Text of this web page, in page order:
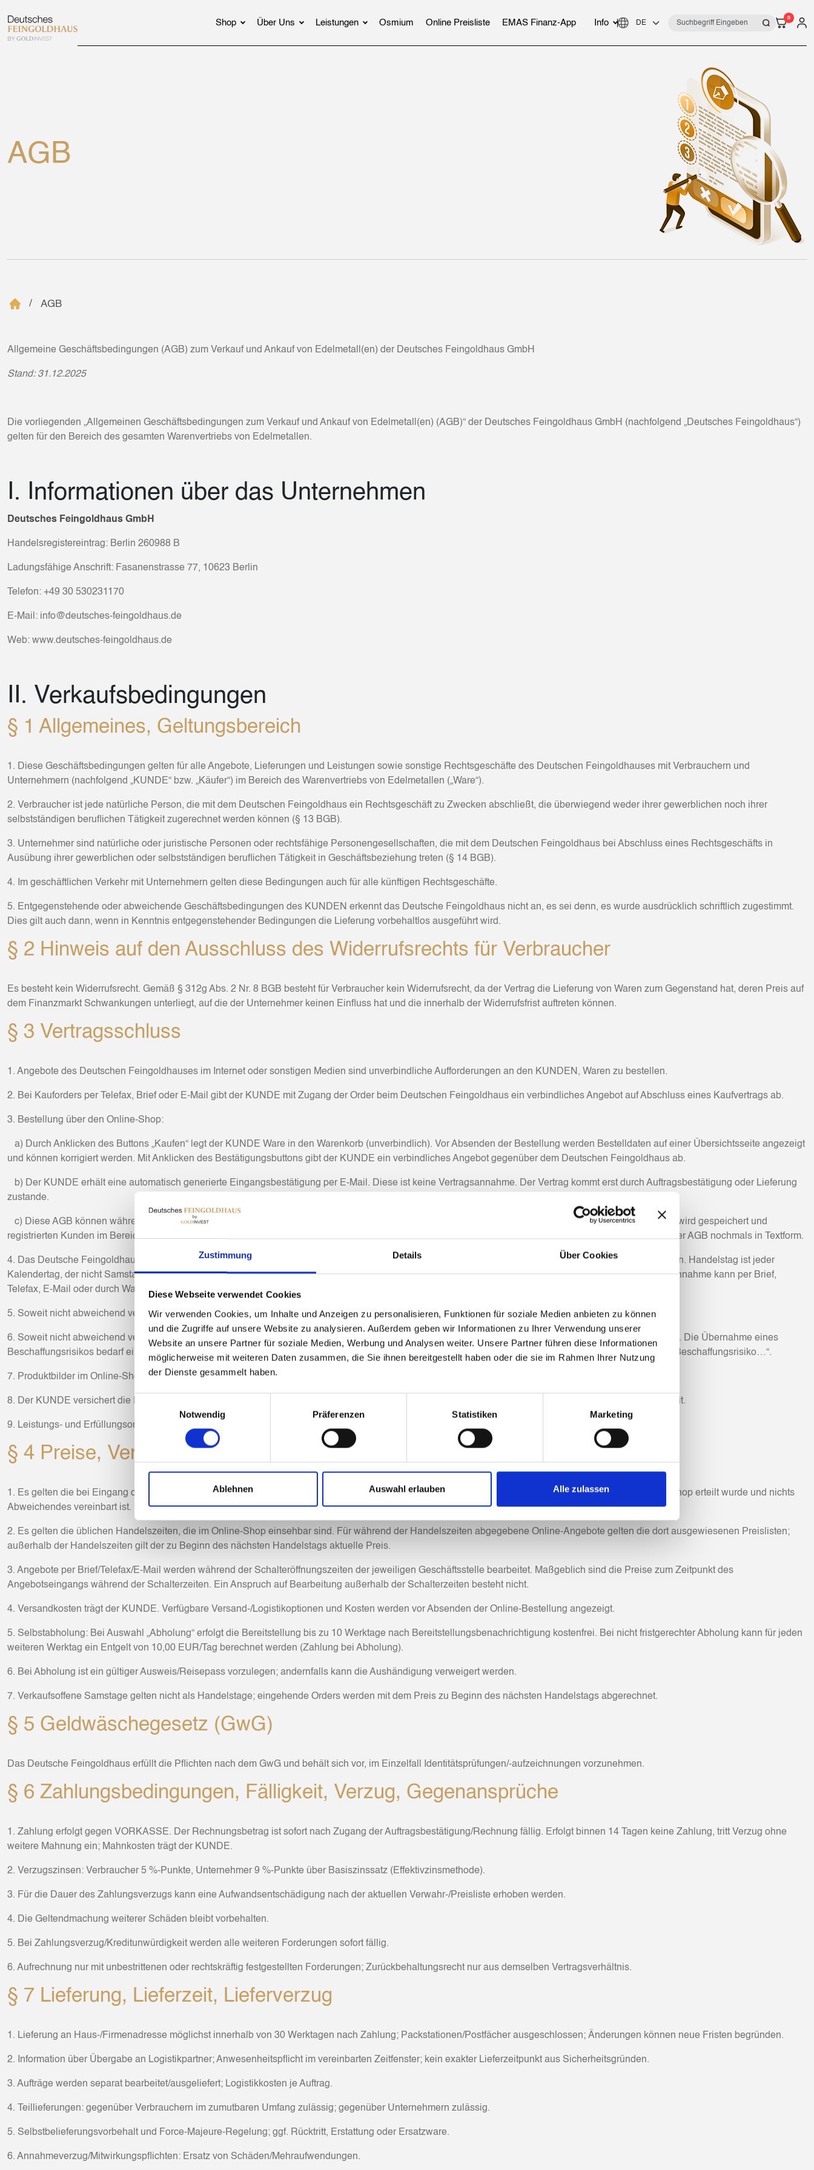
Zustimmung Details Über Cookies
Diese Webseite verwendet Cookies
Wir verwenden Cookies, um Inhalte und Anzeigen zu personalisieren, Funktionen für soziale Medien anbieten zu können
und die Zugriffe auf unsere Website zu analysieren. Außerdem geben wir Informationen zu Ihrer Verwendung unserer
Website an unsere Partner für soziale Medien, Werbung und Analysen weiter. Unsere Partner führen diese Informationen
möglicherweise mit weiteren Daten zusammen, die Sie ihnen bereitgestellt haben oder die sie im Rahmen Ihrer Nutzung
der Dienste gesammelt haben.
Notwendig
Präferenzen Statistiken Marketing
Ablehnen Auswahl erlauben Alle zulassen
Shop Über Uns Leistungen Osmium Online Preisliste EMAS Finanz-App Info
0
AGB
AGB
Allgemeine Geschäftsbedingungen (AGB) zum Verkauf und Ankauf von Edelmetall(en) der Deutsches Feingoldhaus GmbH
Stand: 31.12.2025
Die vorliegenden „Allgemeinen Geschäftsbedingungen zum Verkauf und Ankauf von Edelmetall(en) (AGB)“ der Deutsches Feingoldhaus GmbH (nachfolgend „Deutsches Feingoldhaus“)
gelten für den Bereich des gesamten Warenvertriebs von Edelmetallen.
I. Informationen über das Unternehmen
Deutsches Feingoldhaus GmbH
Handelsregistereintrag: Berlin 260988 B
Ladungsfähige Anschrift: Fasanenstrasse 77, 10623 Berlin
Telefon: +49 30 530231170
E-Mail: info@deutsches-feingoldhaus.de
Web: www.deutsches-feingoldhaus.de
II. Verkaufsbedingungen
§ 1 Allgemeines, Geltungsbereich
1. Diese Geschäftsbedingungen gelten für alle Angebote, Lieferungen und Leistungen sowie sonstige Rechtsgeschäfte des Deutschen Feingoldhauses mit Verbrauchern und
Unternehmern (nachfolgend „KUNDE“ bzw. „Käufer“) im Bereich des Warenvertriebs von Edelmetallen („Ware“).
2. Verbraucher ist jede natürliche Person, die mit dem Deutschen Feingoldhaus ein Rechtsgeschäft zu Zwecken abschließt, die überwiegend weder ihrer gewerblichen noch ihrer
selbstständigen beruflichen Tätigkeit zugerechnet werden können (§ 13 BGB).
3. Unternehmer sind natürliche oder juristische Personen oder rechtsfähige Personengesellschaften, die mit dem Deutschen Feingoldhaus bei Abschluss eines Rechtsgeschäfts in
Ausübung ihrer gewerblichen oder selbstständigen beruflichen Tätigkeit in Geschäftsbeziehung treten (§ 14 BGB).
4. Im geschäftlichen Verkehr mit Unternehmern gelten diese Bedingungen auch für alle künftigen Rechtsgeschäfte.
5. Entgegenstehende oder abweichende Geschäftsbedingungen des KUNDEN erkennt das Deutsche Feingoldhaus nicht an, es sei denn, es wurde ausdrücklich schriftlich zugestimmt.
Dies gilt auch dann, wenn in Kenntnis entgegenstehender Bedingungen die Lieferung vorbehaltlos ausgeführt wird.
§ 2 Hinweis auf den Ausschluss des Widerrufsrechts für Verbraucher
Es besteht kein Widerrufsrecht. Gemäß § 312g Abs. 2 Nr. 8 BGB besteht für Verbraucher kein Widerrufsrecht, da der Vertrag die Lieferung von Waren zum Gegenstand hat, deren Preis auf
dem Finanzmarkt Schwankungen unterliegt, auf die der Unternehmer keinen Einfluss hat und die innerhalb der Widerrufsfrist auftreten können.
§ 3 Vertragsschluss
1. Angebote des Deutschen Feingoldhauses im Internet oder sonstigen Medien sind unverbindliche Aufforderungen an den KUNDEN, Waren zu bestellen.
2. Bei Kauforders per Telefax, Brief oder E-Mail gibt der KUNDE mit Zugang der Order beim Deutschen Feingoldhaus ein verbindliches Angebot auf Abschluss eines Kaufvertrags ab.
3. Bestellung über den Online-Shop:
a) Durch Anklicken des Buttons „Kaufen“ legt der KUNDE Ware in den Warenkorb (unverbindlich). Vor Absenden der Bestellung werden Bestelldaten auf einer Übersichtsseite angezeigt
und können korrigiert werden. Mit Anklicken des Bestätigungsbuttons gibt der KUNDE ein verbindliches Angebot gegenüber dem Deutschen Feingoldhaus ab.
b) Der KUNDE erhält eine automatisch generierte Eingangsbestätigung per E-Mail. Diese ist keine Vertragsannahme. Der Vertrag kommt erst durch Auftragsbestätigung oder Lieferung
zustande.
c) Diese AGB können während der Geschäftszeiten vor Ort eingesehen oder über den Online-Shop heruntergeladen/ausgedruckt werden. Der Vertragstext wird gespeichert und
registrierten Kunden im Bereich „Mein Kundenkonto“ zugänglich gemacht. Spätestens mit Lieferung erhält der KUNDE den Vertragsinhalt einschließlich dieser AGB nochmals in Textform.
4. Das Deutsche Feingoldhaus ist berechtigt, das Angebot des KUNDEN innerhalb von 3 Handelstagen nach Zugang durch Auftragsbestätigung anzunehmen. Handelstag ist jeder
Kalendertag, der nicht Samstag, Sonntag oder am Sitz der Gesellschaft ein gesetzlicher Feiertag ist, an dem eine Preisstellung in Edelmetallen erfolgt. Die Annahme kann per Brief,
Telefax, E-Mail oder durch Warenlieferung erfolgen. Erfolgt keine Annahme innerhalb der Frist, gilt das Angebot als abgelehnt.
5. Soweit nicht abweichend vereinbart, erfolgt die Lieferung gegen VORKASSE.
6. Soweit nicht abweichend vereinbart, sind die Waren der Gattung nach geschuldet; das Deutsche Feingoldhaus leistet aus eigenem Vorrat („Vorratsschuld“). Die Übernahme eines
Beschaffungsrisikos bedarf einer gesonderten schriftlichen Vereinbarung mit der ausdrücklichen Formulierung „Das Deutsche Feingoldhaus übernimmt das Beschaffungsrisiko…“.
7. Produktbilder im Online-Shop sind Beispieldarstellungen; Anspruch besteht auf artgleiche bzw. gleichwertige Ware.
8. Der KUNDE versichert die Richtigkeit seiner Angaben (z. B. Name, Adresse, Geburtsdatum, E-Mail, Bankverbindung) und teilt Änderungen unverzüglich mit.
9. Leistungs- und Erfüllungsort ist der Sitz des Deutschen Feingoldhauses.
§ 4 Preise, Versandkosten, Handelszeiten
1. Es gelten die bei Eingang des Angebots gültigen Euro-Preise für Verkaufsgeschäfte zzgl. gesetzlicher Umsatzsteuer, soweit der Auftrag über den Online-Shop erteilt wurde und nichts
Abweichendes vereinbart ist.
2. Es gelten die üblichen Handelszeiten, die im Online-Shop einsehbar sind. Für während der Handelszeiten abgegebene Online-Angebote gelten die dort ausgewiesenen Preislisten;
außerhalb der Handelszeiten gilt der zu Beginn des nächsten Handelstags aktuelle Preis.
3. Angebote per Brief/Telefax/E-Mail werden während der Schalteröffnungszeiten der jeweiligen Geschäftsstelle bearbeitet. Maßgeblich sind die Preise zum Zeitpunkt des
Angebotseingangs während der Schalterzeiten. Ein Anspruch auf Bearbeitung außerhalb der Schalterzeiten besteht nicht.
4. Versandkosten trägt der KUNDE. Verfügbare Versand-/Logistikoptionen und Kosten werden vor Absenden der Online-Bestellung angezeigt.
5. Selbstabholung: Bei Auswahl „Abholung“ erfolgt die Bereitstellung bis zu 10 Werktage nach Bereitstellungsbenachrichtigung kostenfrei. Bei nicht fristgerechter Abholung kann für jeden
weiteren Werktag ein Entgelt von 10,00 EUR/Tag berechnet werden (Zahlung bei Abholung).
6. Bei Abholung ist ein gültiger Ausweis/Reisepass vorzulegen; andernfalls kann die Aushändigung verweigert werden.
7. Verkaufsoffene Samstage gelten nicht als Handelstage; eingehende Orders werden mit dem Preis zu Beginn des nächsten Handelstags abgerechnet.
§ 5 Geldwäschegesetz (GwG)
Das Deutsche Feingoldhaus erfüllt die Pflichten nach dem GwG und behält sich vor, im Einzelfall Identitätsprüfungen/-aufzeichnungen vorzunehmen.
§ 6 Zahlungsbedingungen, Fälligkeit, Verzug, Gegenansprüche
1. Zahlung erfolgt gegen VORKASSE. Der Rechnungsbetrag ist sofort nach Zugang der Auftragsbestätigung/Rechnung fällig. Erfolgt binnen 14 Tagen keine Zahlung, tritt Verzug ohne
weitere Mahnung ein; Mahnkosten trägt der KUNDE.
2. Verzugszinsen: Verbraucher 5 %-Punkte, Unternehmer 9 %-Punkte über Basiszinssatz (Effektivzinsmethode).
3. Für die Dauer des Zahlungsverzugs kann eine Aufwandsentschädigung nach der aktuellen Verwahr-/Preisliste erhoben werden.
4. Die Geltendmachung weiterer Schäden bleibt vorbehalten.
5. Bei Zahlungsverzug/Kreditunwürdigkeit werden alle weiteren Forderungen sofort fällig.
6. Aufrechnung nur mit unbestrittenen oder rechtskräftig festgestellten Forderungen; Zurückbehaltungsrecht nur aus demselben Vertragsverhältnis.
§ 7 Lieferung, Lieferzeit, Lieferverzug
1. Lieferung an Haus-/Firmenadresse möglichst innerhalb von 30 Werktagen nach Zahlung; Packstationen/Postfächer ausgeschlossen; Änderungen können neue Fristen begründen.
2. Information über Übergabe an Logistikpartner; Anwesenheitspflicht im vereinbarten Zeitfenster; kein exakter Lieferzeitpunkt aus Sicherheitsgründen.
3. Aufträge werden separat bearbeitet/ausgeliefert; Logistikkosten je Auftrag.
4. Teillieferungen: gegenüber Verbrauchern im zumutbaren Umfang zulässig; gegenüber Unternehmern zulässig.
5. Selbstbelieferungsvorbehalt und Force-Majeure-Regelung; ggf. Rücktritt, Erstattung oder Ersatzware.
6. Annahmeverzug/Mitwirkungspflichten: Ersatz von Schäden/Mehraufwendungen.